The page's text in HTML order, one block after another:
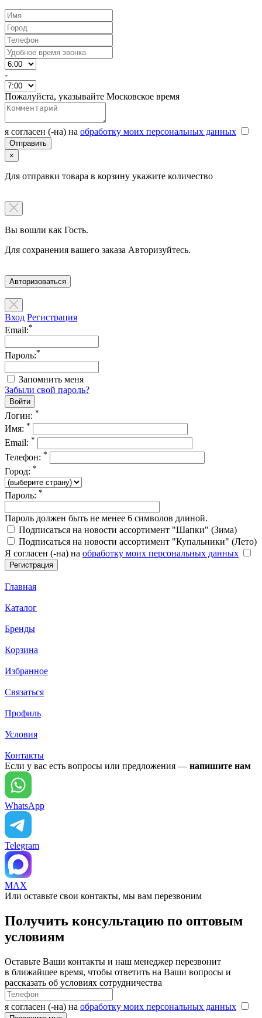
-
Пожалуйста, указывайте Московское время
я согласен (-на) на обработку моих персональных данных
×
Для отправки товара в корзину укажите количество
Вы вошли как Гость.
Для сохранения вашего заказа Авторизуйтесь.
Авторизоваться
Вход Регистрация
Email:*
Пароль:*
Запомнить меня
Забыли свой пароль?
Логин: *
Имя: *
Email: *
Телефон: *
Город: *
Пароль: *
Пароль должен быть не менее 6 символов длиной.
Подписаться на новости ассортимент "Шапки" (Зима)
Подписаться на новости ассортимент "Купальники" (Лето)
Я согласен (-на) на обработку моих персональных данных
Главная
Каталог
Бренды
Корзина
Избранное
Связаться
Профиль
Условия
Контакты
Если у вас есть вопросы или предложения — напишите нам
WhatsApp
Telegram
MAX
Или оставьте свои контакты, мы вам перезвоним
Получить консультацию по оптовым
условиям
Оставьте Ваши контакты и наш менеджер перезвонит
в ближайшее время, чтобы ответить на Ваши вопросы и
рассказать об условиях сотрудничества
я согласен (-на) на обработку моих персональных данных